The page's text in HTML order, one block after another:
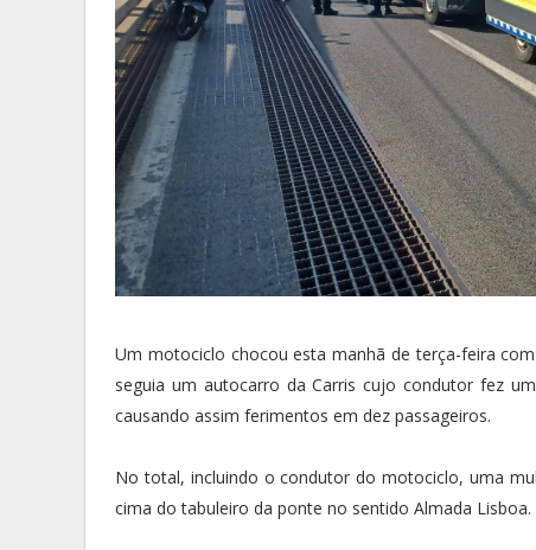
Um motociclo chocou esta manhã de terça-feira
seguia um autocarro da Carris cujo condutor fez
causando assim ferimentos em dez passageiros.
No total, incluindo o condutor do motociclo, uma
cima do tabuleiro da ponte no sentido Almada